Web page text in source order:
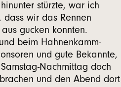
stürzte, war ich
dass wir das Rennen
gucken konnten.
beim Hahnenkamm-
und gute Bekannte,
Nachmittag doch
und den Abend dort